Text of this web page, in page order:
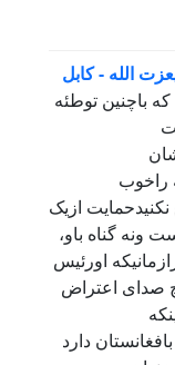
الله - کابل
باچنين توطئه
راخوب
ازيک
ونه گناه باو،
اورئيس
صدای اعتراض
دارد